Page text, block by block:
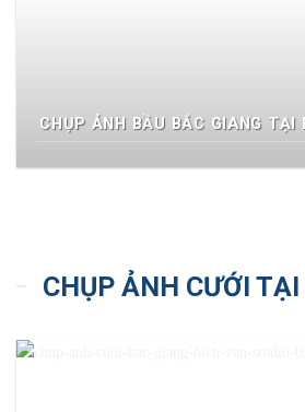
CHỤP ẢNH BẦU BẮC GIANG TẠI
CHỤP ẢNH CƯỚI